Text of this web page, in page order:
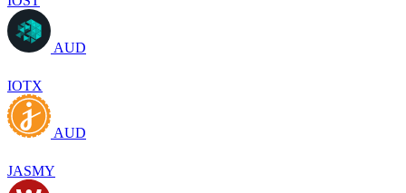
AUD
IOTX
AUD
JASMY